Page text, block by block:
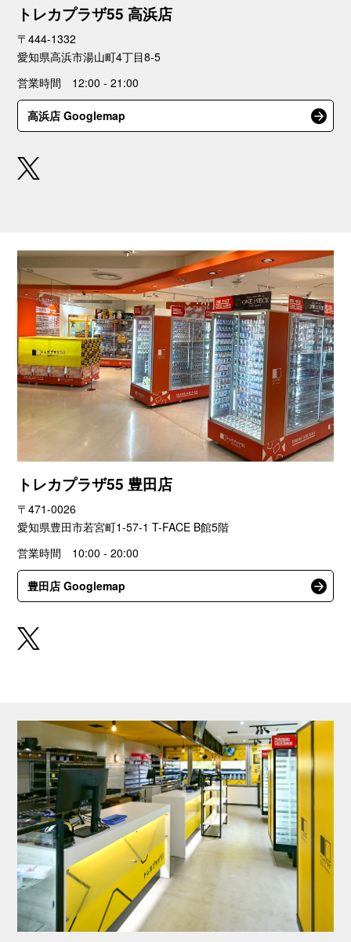
トレカプラザ55 高浜店
〒444-1332
愛知県高浜市湯山町4丁目8-5
営業時間 12:00 - 21:00
高浜店 Googlemap
トレカプラザ55 豊田店
〒471-0026
愛知県豊田市若宮町1-57-1 T-FACE B館5階
営業時間 10:00 - 20:00
豊田店 Googlemap